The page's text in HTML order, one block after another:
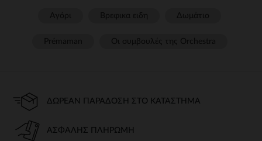
ΔΩΡΕΆΝ ΠΑΡΆΔΟΣΗ ΣΤΟ ΚΑΤΆΣΤΗΜΑ
ΑΣΦΑΛΉΣ ΠΛΗΡΩΜΉ